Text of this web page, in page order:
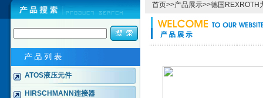
ATOS液压元件
HIRSCHMANN连接器
首页>>产品展示>>德国REXROTH